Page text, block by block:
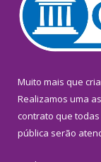
Muito mais que
Realizamos uma
contrato que
pública serão